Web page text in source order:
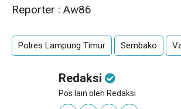
Reporter : Aw86
Polres Lampung Timur Sembako
Redaksi
Pos lain oleh Redaksi